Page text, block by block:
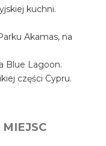
kuchni.
Akamas, na
Blue Lagoon.
części Cypru.